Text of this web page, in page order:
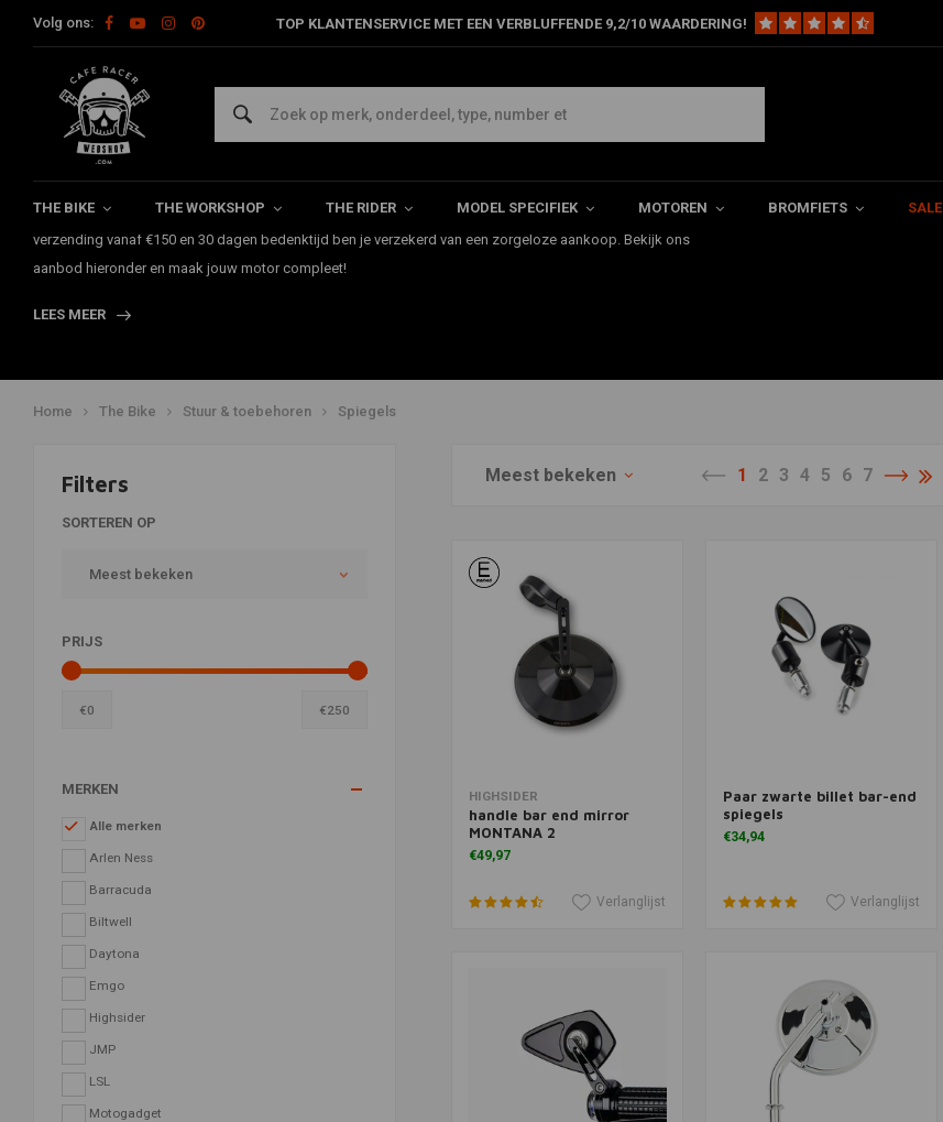
Volg ons: TOP KLANTENSERVICE MET EEN VERBLUFFENDE 9,2/10 WAARDERING!
THE BIKE THE WORKSHOP THE RIDER MODEL SPECIFIEK MOTOREN BROMFIETS SALE
Motor Spiegels
Op zoek naar stijlvolle en functionele motor spiegels? Bij CafeRacerWebshop.com vind je een
uitgebreid assortiment stuureind spiegels; veel hiervan zijn universeel. Wij hebben de perfecte spiegel
om jouw Café Racer of custom bike helemaal af te maken. Met snelle levering via PostNL, gratis
verzending vanaf €150 en 30 dagen bedenktijd ben je verzekerd van een zorgeloze aankoop. Bekijk ons
aanbod hieronder en maak jouw motor compleet!
LEES MEER
Home The Bike Stuur & toebehoren Spiegels
Filters
SORTEREN OP
Meest bekeken
PRIJS
€0 €250
MERKEN
Alle merken
Arlen Ness
Barracuda
Biltwell
Daytona
Emgo
Highsider
JMP
LSL
Motogadget
Meest bekeken 1 2 3 4 5 6 7
Toevoegen aan winkelwagen
HIGHSIDER
handle bar end mirror
MONTANA 2
€49,97
Verlanglijst
Toevoegen aan winkelwagen
Paar zwarte billet bar-end
spiegels
€34,94
Verlanglijst